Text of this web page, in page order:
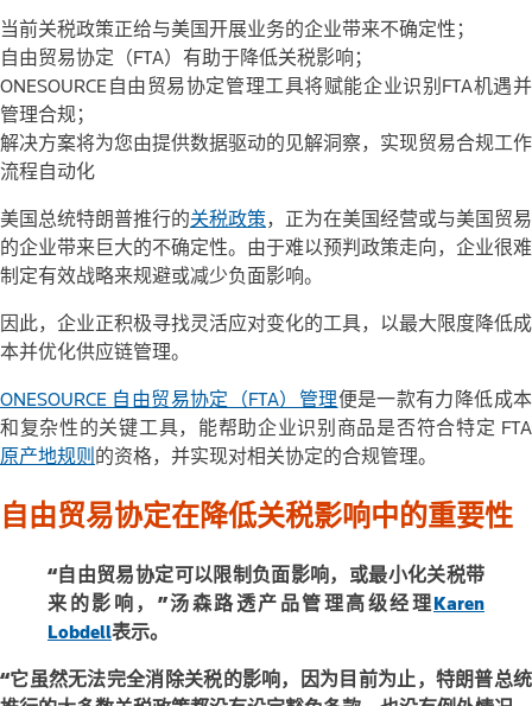
当前关税政策正给与美国开展业务的企业带来不确定性；
自由贸易协定（FTA）有助于降低关税影响；
ONESOURCE自由贸易协定管理工具将赋能企业识别FTA机遇并
管理合规；
解决方案将为您由提供数据驱动的见解洞察，实现贸易合规工作
流程自动化
美国总统特朗普推行的关税政策，正为在美国经营或与美国贸易
的企业带来巨大的不确定性。由于难以预判政策走向，企业很难
制定有效战略来规避或减少负面影响。
因此，企业正积极寻找灵活应对变化的工具，以最大限度降低成
本并优化供应链管理。
ONESOURCE 自由贸易协定（FTA）管理便是一款有力降低成本
和复杂性的关键工具，能帮助企业识别商品是否符合特定 FTA
原产地规则 的资格，并实现对相关协定的合规管理。
自由贸易协定在降低关税影响中的重要性
“自由贸易协定可以限制负面影响，或最小化关税带
来的影响，”汤森路透产品管理高级经理Karen
Lobdell表示。
“它虽然无法完全消除关税的影响，因为目前为止，特朗普总统